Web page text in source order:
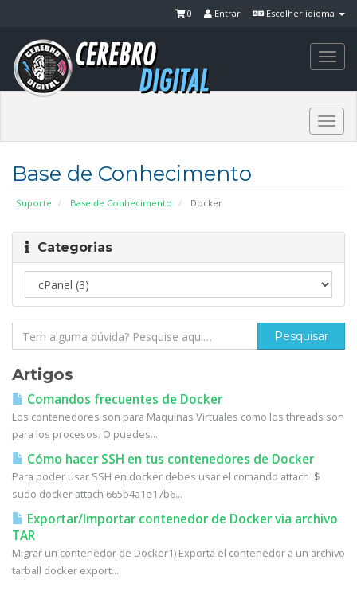
Escolher idioma
Entrar
0
Base de Conhecimento
Suporte Base de Conhecimento Docker
Categorias
Artigos
Comandos frecuentes de Docker
Los contenedores son para Maquinas Virtuales como los threads son
para los procesos. O puedes...
Cómo hacer SSH en tus contenedores de Docker
Para poder usar SSH en docker debes usar el comando attach $
sudo docker attach 665b4a1e17b6...
Exportar/Importar contenedor de Docker via archivo
TAR
Migrar un contenedor de Docker1) Exporta el contenedor a un archivo
tarball docker export...